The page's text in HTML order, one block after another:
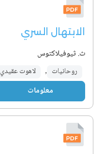
الابتهال السري
ث. ثيوفيلاكتوس
روحانيات , لاهوت عقيدي
معلومات